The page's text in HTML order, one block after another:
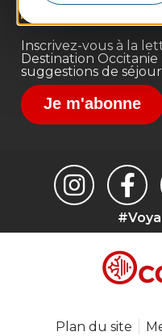
Inscrivez-vous à la
Destination
suggestions de
Je m'abonne
Plan du site